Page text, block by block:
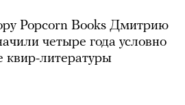
Popcorn Books Дмитрию
четыре года условно
квир-литературы